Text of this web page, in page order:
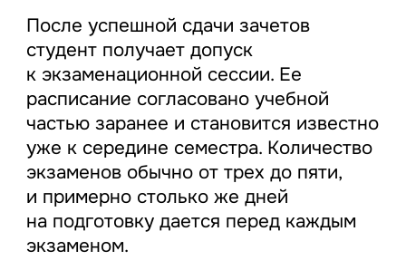
После успешной сдачи зачетов
студент получает допуск
к экзаменационной сессии. Ее
расписание согласовано учебной
частью заранее и становится известно
уже к середине семестра. Количество
экзаменов обычно от трех до пяти,
и примерно столько же дней
на подготовку дается перед каждым
экзаменом.